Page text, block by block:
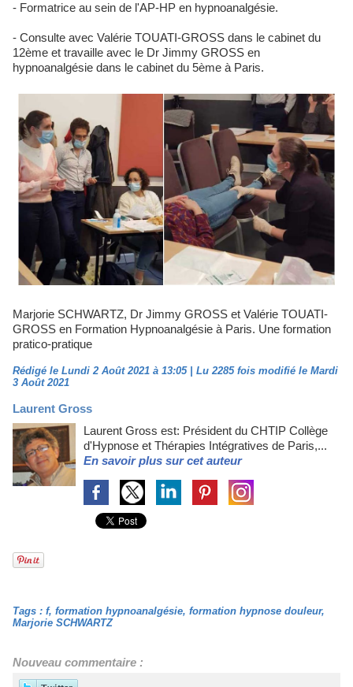
- Formatrice au sein de l'AP-HP en hypnoanalgésie.
- Consulte avec Valérie TOUATI-GROSS dans le cabinet du
12ème et travaille avec le Dr Jimmy GROSS en
hypnoanalgésie dans le cabinet du 5ème à Paris.
Marjorie SCHWARTZ, Dr Jimmy GROSS et Valérie TOUATI-
GROSS en Formation Hypnoanalgésie à Paris. Une formation
pratico-pratique
Rédigé le Lundi 2 Août 2021 à 13:05 | Lu 2285 fois modifié le Mardi
3 Août 2021
Laurent Gross
Laurent Gross est: Président du CHTIP Collège
d'Hypnose et Thérapies Intégratives de Paris,...
En savoir plus sur cet auteur
Tags : f, formation hypnoanalgésie, formation hypnose douleur,
Marjorie SCHWARTZ
Nouveau commentaire :